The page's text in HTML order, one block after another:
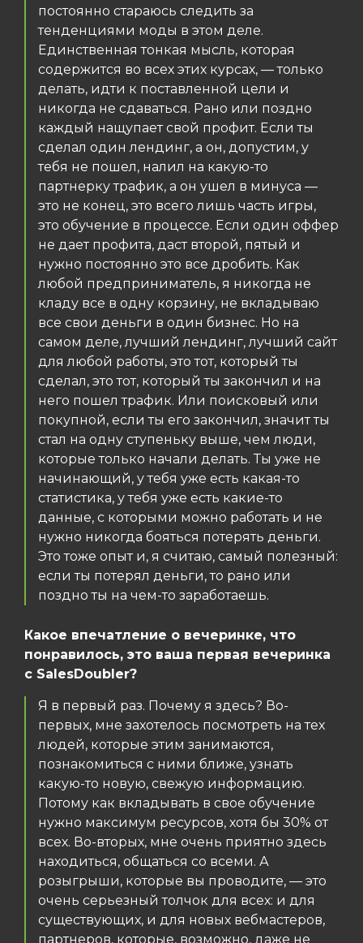
постоянно стараюсь следить за
тенденциями моды в этом деле.
Единственная тонкая мысль, которая
содержится во всех этих курсах, — только
делать, идти к поставленной цели и
никогда не сдаваться. Рано или поздно
каждый нащупает свой профит. Если ты
сделал один лендинг, а он, допустим, у
тебя не пошел, налил на какую-то
партнерку трафик, а он ушел в минуса —
это не конец, это всего лишь часть игры,
это обучение в процессе. Если один оффер
не дает профита, даст второй, пятый и
нужно постоянно это все дробить. Как
любой предприниматель, я никогда не
кладу все в одну корзину, не вкладываю
все свои деньги в один бизнес. Но на
самом деле, лучший лендинг, лучший сайт
для любой работы, это тот, который ты
сделал, это тот, который ты закончил и на
него пошел трафик. Или поисковый или
покупной, если ты его закончил, значит ты
стал на одну ступеньку выше, чем люди,
которые только начали делать. Ты уже не
начинающий, у тебя уже есть какая-то
статистика, у тебя уже есть какие-то
данные, с которыми можно работать и не
нужно никогда бояться потерять деньги.
Это тоже опыт и, я считаю, самый полезный:
если ты потерял деньги, то рано или
поздно ты на чем-то заработаешь.
Какое впечатление о вечеринке, что
понравилось, это ваша первая вечеринка
с SalesDoubler?
Я в первый раз. Почему я здесь? Во-
первых, мне захотелось посмотреть на тех
людей, которые этим занимаются,
познакомиться с ними ближе, узнать
какую-то новую, свежую информацию.
Потому как вкладывать в свое обучение
нужно максимум ресурсов, хотя бы 30% от
всех. Во-вторых, мне очень приятно здесь
находиться, общаться со всеми. А
розыгрыши, которые вы проводите, — это
очень серьезный толчок для всех: и для
существующих, и для новых вебмастеров,
партнеров, которые, возможно, даже не